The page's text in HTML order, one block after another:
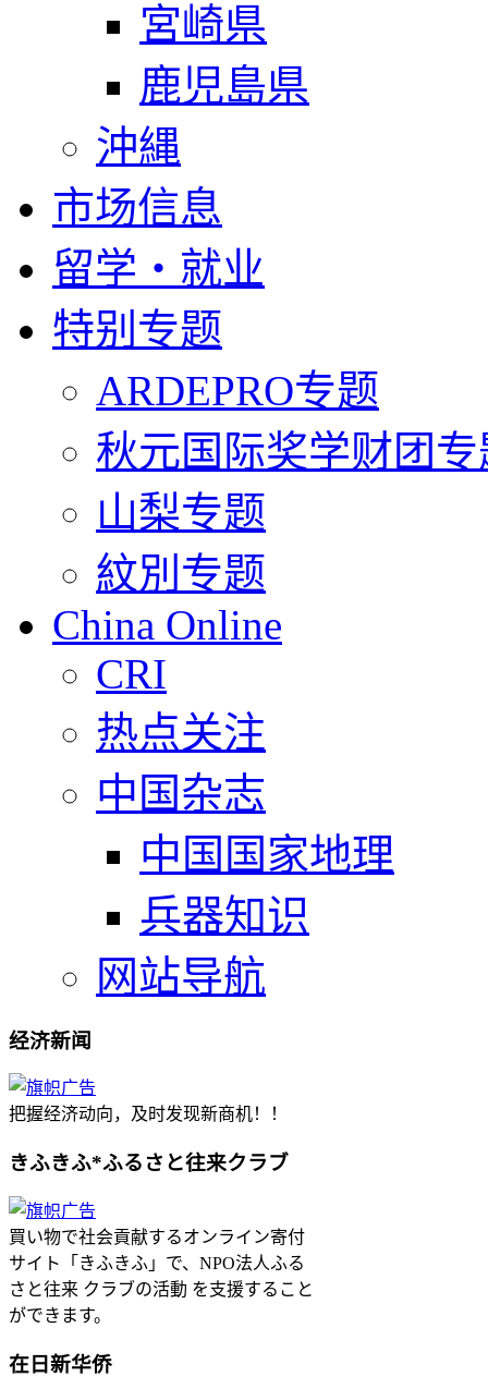
宮崎県
鹿児島県
沖縄
市场信息
留学・就业
特别专题
ARDEPRO专题
秋元国际奖学财团专
山梨专题
紋別专题
China Online
CRI
热点关注
中国杂志
中国国家地理
兵器知识
网站导航
经济新闻
把握经济动向，及时发现新商机！！
きふきふ*ふるさと往来クラブ
買い物で社会貢献するオンライン寄付
サイト「きふきふ」で、NPO法人ふる
さと往来 クラブの活動 を支援すること
ができます。
在日新华侨